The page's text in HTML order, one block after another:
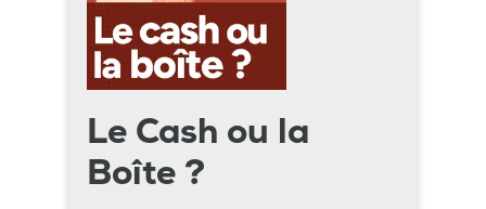
Le Cash ou la
Boîte ?